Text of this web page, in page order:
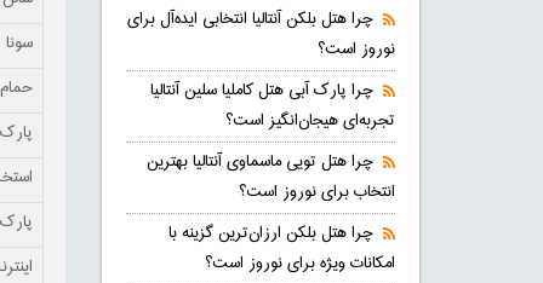
سونا
چرا هتل بلکن آنتالیا انتخابی ایده‌آل برای
نوروز است؟
چرا پارک آبی هتل کاملیا سلین آنتالیا
تجربه‌ای هیجان‌انگیز است؟
چرا هتل تویی ماسماوی آنتالیا بهترین
انتخاب برای نوروز است؟
چرا هتل بلکن ارزان‌ترین گزینه با
امکانات ویژه برای نوروز است؟